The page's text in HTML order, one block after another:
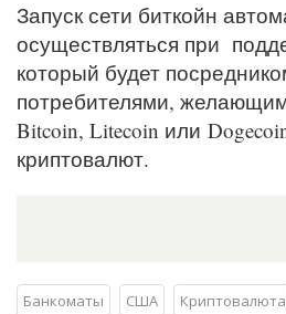
Запуск сети биткойн
осуществляться при
который будет
потребителями,
Bitcoin, Litecoin или
криптовалют.
Банкоматы США Криптовалюта